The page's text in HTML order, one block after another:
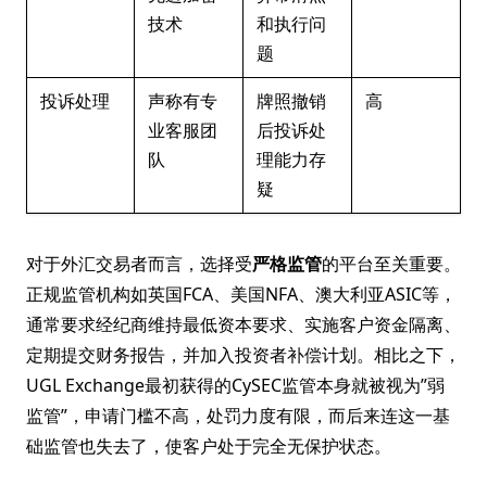
技术
和执行问
题
投诉处理
声称有专
业客服团
队
牌照撤销
后投诉处
理能力存
疑
高
对于外汇交易者而言，选择受严格监管的平台至关重要。
正规监管机构如英国FCA、美国NFA、澳大利亚ASIC等，
通常要求经纪商维持最低资本要求、实施客户资金隔离、
定期提交财务报告，并加入投资者补偿计划。相比之下，
UGL Exchange最初获得的CySEC监管本身就被视为”弱
监管”，申请门槛不高，处罚力度有限，而后来连这一基
础监管也失去了，使客户处于完全无保护状态。